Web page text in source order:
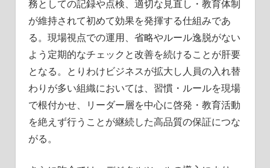
務としての記録や点検、適切な見直し・教育体制
が維持されて初めて効果を発揮する仕組みであ
る。現場視点での運用、省略やルール逸脱がない
よう定期的なチェックと改善を続けることが肝要
となる。とりわけビジネスが拡大し人員の入れ替
わりが多い組織においては、習慣・ルールを現場
で根付かせ、リーダー層を中心に啓発・教育活動
を絶えず行うことが継続した高品質の保証につな
がる。